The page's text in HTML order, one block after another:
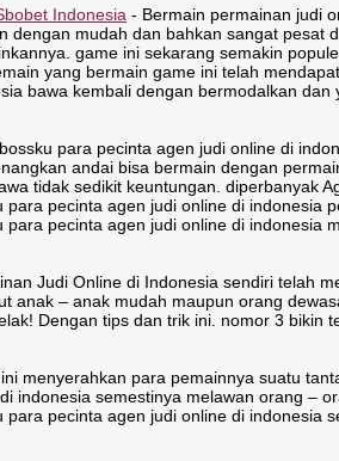
Indonesia - Bermain permainan judi
dengan mudah dan bahkan sangat pesat
game ini sekarang semakin
yang bermain game ini telah
bawa kembali dengan bermodalkan dan
para pecinta agen judi online di
andai bisa bermain dengan
tidak sedikit keuntungan. diperbanyak
para pecinta agen judi online di indonesia
para pecinta agen judi online di indonesia
Judi Online di Indonesia sendiri telah
anak – anak mudah maupun orang
Dengan tips dan trik ini. nomor 3 bikin
menyerahkan para pemainnya suatu
indonesia semestinya melawan orang –
para pecinta agen judi online di indonesia